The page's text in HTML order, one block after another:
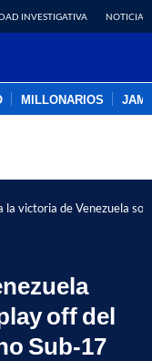
INVESTIGATIVA NOTICIAS
MILLONARIOS
la victoria de Venezuela
off del
Sub-17